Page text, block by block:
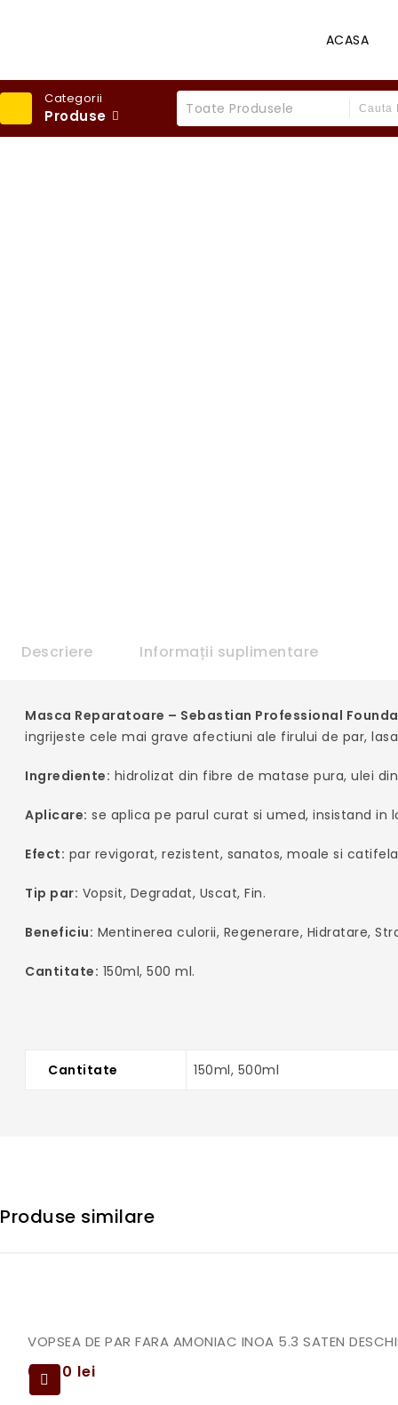
ACASA
Categorii
Produse Toate Produsele
Descriere Informații suplimentare
Masca Reparatoare – Sebastian Professional
ingrijeste cele mai grave afectiuni ale firului de par,
Ingrediente: hidrolizat din fibre de matase pura, ulei
Aplicare: se aplica pe parul curat si umed, insistand
Efect: par revigorat, rezistent, sanatos, moale si
Tip par: Vopsit, Degradat, Uscat, Fin.
Beneficiu: Mentinerea culorii, Regenerare, Hidratare,
Cantitate: 150ml, 500 ml.
Cantitate 150ml, 500ml
Produse similare
VOPSEA DE PAR FARA AMONIAC INOA 5.3 SATEN
69,00 lei